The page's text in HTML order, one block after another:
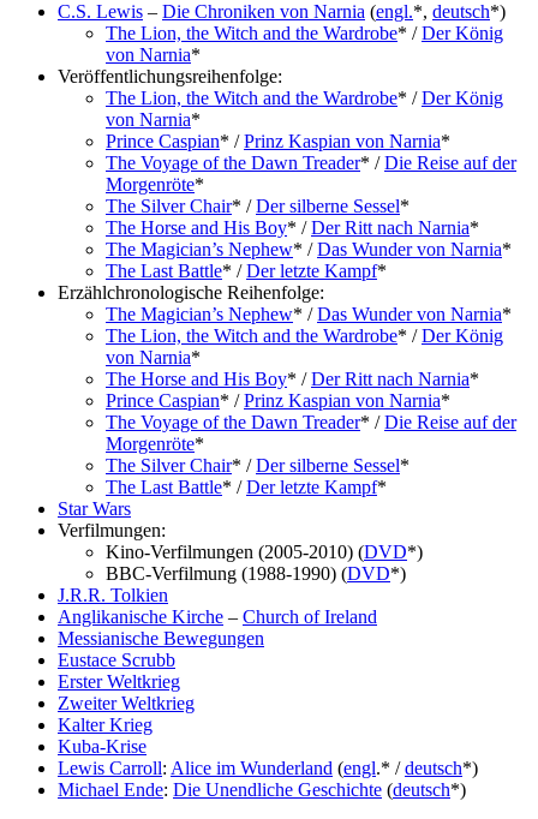
C.S. Lewis – Die Chroniken von Narnia (engl.*, deutsch*)
The Lion, the Witch and the Wardrobe* /Der König
von Narnia*
Veröffentlichungsreihenfolge:
The Lion, the Witch and the Wardrobe* /Der König
von Narnia*
Prince Caspian* /Prinz Kaspian von Narnia*
The Voyage of the Dawn Treader* /Die Reise auf der
Morgenröte*
The Silver Chair* /Der silberne Sessel*
The Horse and His Boy* /Der Ritt nach Narnia*
The Magician’s Nephew* /Das Wunder von Narnia*
The Last Battle* /Der letzte Kampf*
Erzählchronologische Reihenfolge:
The Magician’s Nephew* /Das Wunder von Narnia*
The Lion, the Witch and the Wardrobe* /Der König
von Narnia*
The Horse and His Boy* /Der Ritt nach Narnia*
Prince Caspian* /Prinz Kaspian von Narnia*
The Voyage of the Dawn Treader* /Die Reise auf der
Morgenröte*
The Silver Chair* /Der silberne Sessel*
The Last Battle* /Der letzte Kampf*
Star Wars
Verfilmungen:
Kino-Verfilmungen (2005-2010) (DVD*)
BBC-Verfilmung (1988-1990) (DVD*)
J.R.R. Tolkien
Anglikanische Kirche – Church of Ireland
Messianische Bewegungen
Eustace Scrubb
Erster Weltkrieg
Zweiter Weltkrieg
Kalter Krieg
Kuba-Krise
Lewis Carroll: Alice im Wunderland (engl.* /deutsch*)
Michael Ende: Die Unendliche Geschichte (deutsch*)